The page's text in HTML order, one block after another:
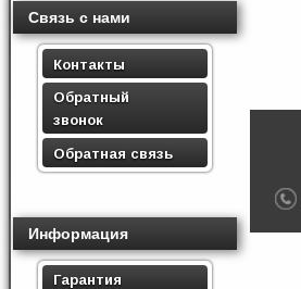
Связь с нами
Контакты
Обратный
звонок
Обратная связь
Информация
Гарантия